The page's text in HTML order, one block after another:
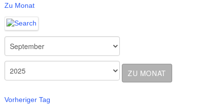
Zu Monat
ZU MONAT
Vorheriger Tag